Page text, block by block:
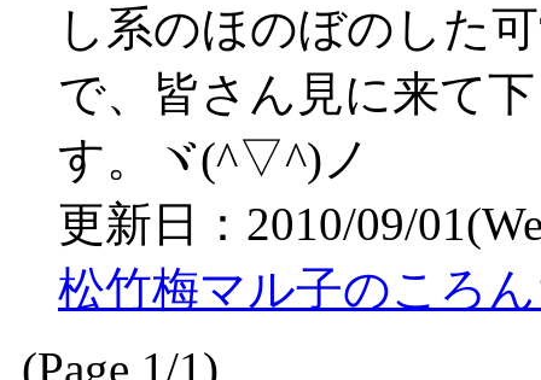
し系のほのぼのした
で、皆さん見に来て
す。ヾ(^▽^)ノ
更新日：2010/09/
松竹梅マル子のころ
(Page 1/1)